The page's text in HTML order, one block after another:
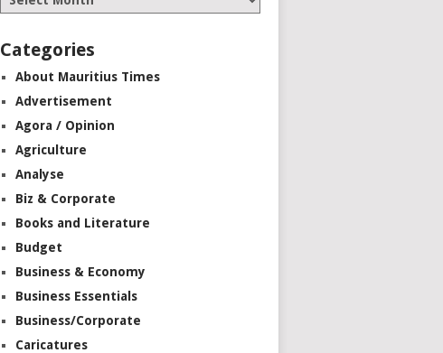
Categories
About Mauritius Times
Advertisement
Agora / Opinion
Agriculture
Analyse
Biz & Corporate
Books and Literature
Budget
Business & Economy
Business Essentials
Business/Corporate
Caricatures